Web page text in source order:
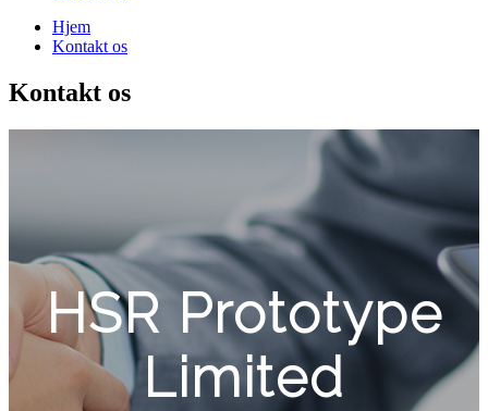
Hjem
Kontakt os
Kontakt os
HSR Prototype
Limited